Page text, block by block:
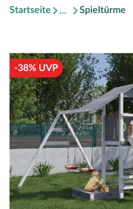
Startseite Spieltürme
-38% UVP